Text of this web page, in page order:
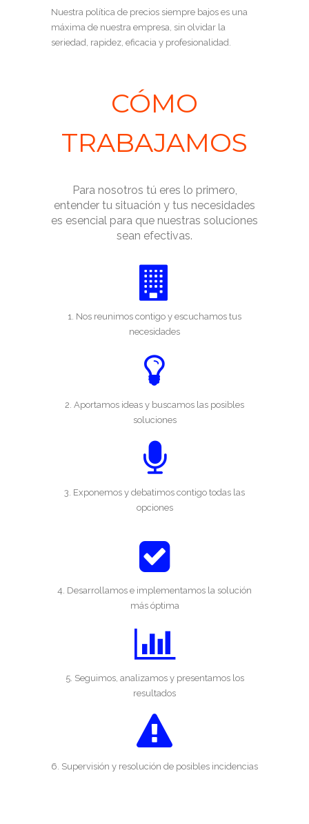
Nuestra política de precios siempre bajos es una
máxima de nuestra empresa, sin olvidar la
seriedad, rapidez, eficacia y profesionalidad.
CÓMO
TRABAJAMOS
Para nosotros tú eres lo primero,
entender tu situación y tus necesidades
es esencial para que nuestras soluciones
sean efectivas.
1. Nos reunimos contigo y escuchamos tus
necesidades
2. Aportamos ideas y buscamos las posibles
soluciones
3. Exponemos y debatimos contigo todas las
opciones
4. Desarrollamos e implementamos la solución
más óptima
5. Seguimos, analizamos y presentamos los
resultados
6. Supervisión y resolución de posibles incidencias